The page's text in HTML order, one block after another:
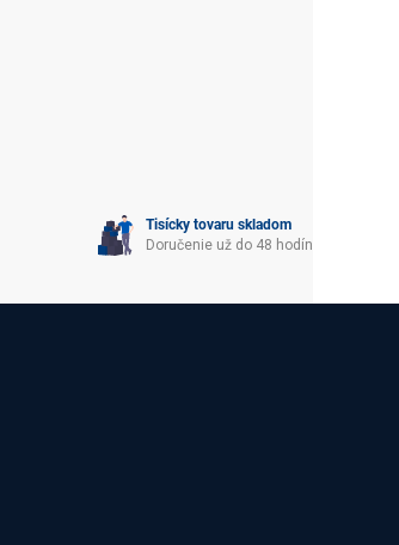
Tisícky tovaru skladom
Doručenie už do 48 hodín